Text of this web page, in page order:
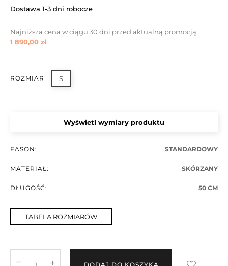
Dostawa 1-3 dni robocze
Najniższa cena w ciągu 30 dni przed aktualną promocją:
1 890,00 zł
ROZMIAR S
Wyświetl wymiary produktu
FASON: STANDARDOWY
MATERIAŁ: SKÓRZANY
DŁUGOŚĆ: 50 CM
TABELA ROZMIARÓW